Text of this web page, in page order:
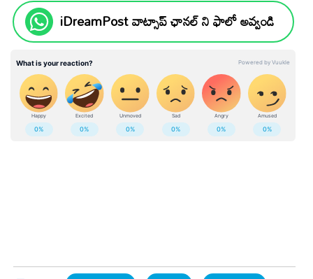
iDreamPost వాట్సాప్ ఛానల్ ని ఫాలో అవ్వండి